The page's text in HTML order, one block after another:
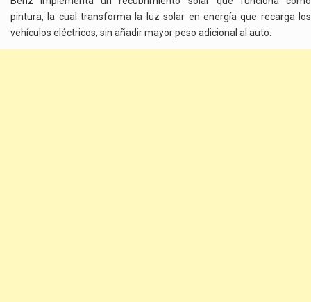
pintura, la cual transforma la luz solar en energía que recarga los
vehículos eléctricos, sin añadir mayor peso adicional al auto.